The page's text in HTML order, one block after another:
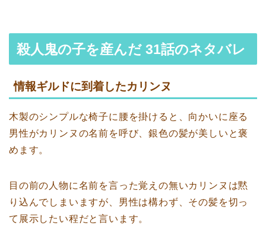
殺人鬼の子を産んだ 31話のネタバレ
情報ギルドに到着したカリンヌ
木製のシンプルな椅子に腰を掛けると、向かいに座る
男性がカリンヌの名前を呼び、銀色の髪が美しいと褒
めます。
目の前の人物に名前を言った覚えの無いカリンヌは黙
り込んでしまいますが、男性は構わず、その髪を切っ
て展示したい程だと言います。